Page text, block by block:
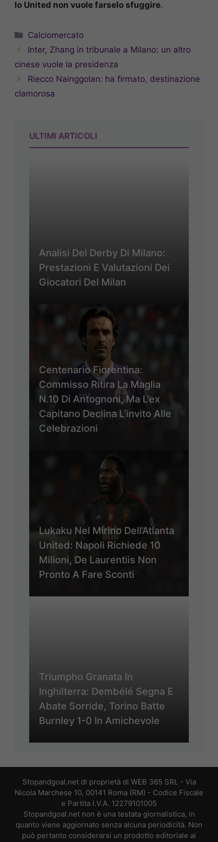
lo United non vuole farselo sfuggire.
Categorie
Calciomercato
Inter, Zhang in tribunale a Milano: un altro
cinese vuole la presidenza
Riecco Nainggolan: ha firmato, destinazione
clamorosa
ULTIMI ARTICOLI
Analisi Del Derby Di Milano:
Prestazioni E Valutazioni Dei
Giocatori Del Milan
Centenario Fiorentina:
Commisso Ritira La Maglia
N.10 Di Antognoni, Ma L’ex
Capitano Declina L’invito Alle
Celebrazioni
Lukaku Nel Mirino Dell’Atlanta
United: Napoli Richiede 10
Milioni, De Laurentiis Non
Pronto A Fare Sconti
Triumpho Granata In
Inghilterra: Dembélé Segna E
Abate Sorride, Torino Batte
Burnley 1-0 In Amichevole
Stopandgoal.net di proprietà di WEB 365 SRL - Via
Nicola Marchese 10, 00141 Roma (RM) - Codice Fiscale
e Partita I.V.A. 12279101005
Stopandgoal.net non è una testata giornalistica, in
quanto viene aggiornato senza alcuna periodicità. Non
può pertanto considerarsi un prodotto editoriale ai